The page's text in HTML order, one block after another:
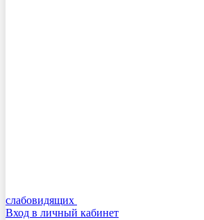
слабовидящих
Вход в личный кабинет